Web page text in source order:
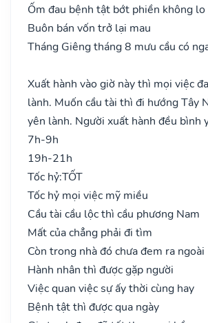
Ốm đau bệnh tật bớt phiền không lo
Buôn bán vốn trở lại mau
Tháng Giêng tháng 8 mưu cầu có
Xuất hành vào giờ này thì mọi việc
lành. Muốn cầu tài thì đi hướng Tây
yên lành. Người xuất hành đều bình
7h-9h
19h-21h
Tốc hỷ:TỐT
Tốc hỷ mọi việc mỹ miều
Cầu tài cầu lộc thì cầu phương Nam
Mất của chẳng phải đi tìm
Còn trong nhà đó chưa đem ra ngoài
Hành nhân thì được gặp người
Việc quan việc sự ấy thời cùng hay
Bệnh tật thì được qua ngày